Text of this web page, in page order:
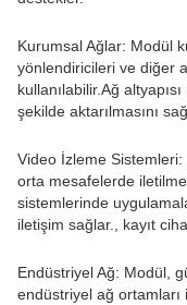
Kurumsal Ağlar: Modül
yönlendiricileri ve diğer
kullanılabilir.Ağ
şekilde aktarılmasını
Video İzleme
orta mesafelerde
sistemlerinde
iletişim sağlar., kayıt
Endüstriyel Ağ: Modül,
endüstriyel ağ ortamları